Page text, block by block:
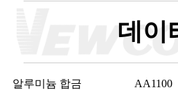
데이
알루미늄 합금
AA1100